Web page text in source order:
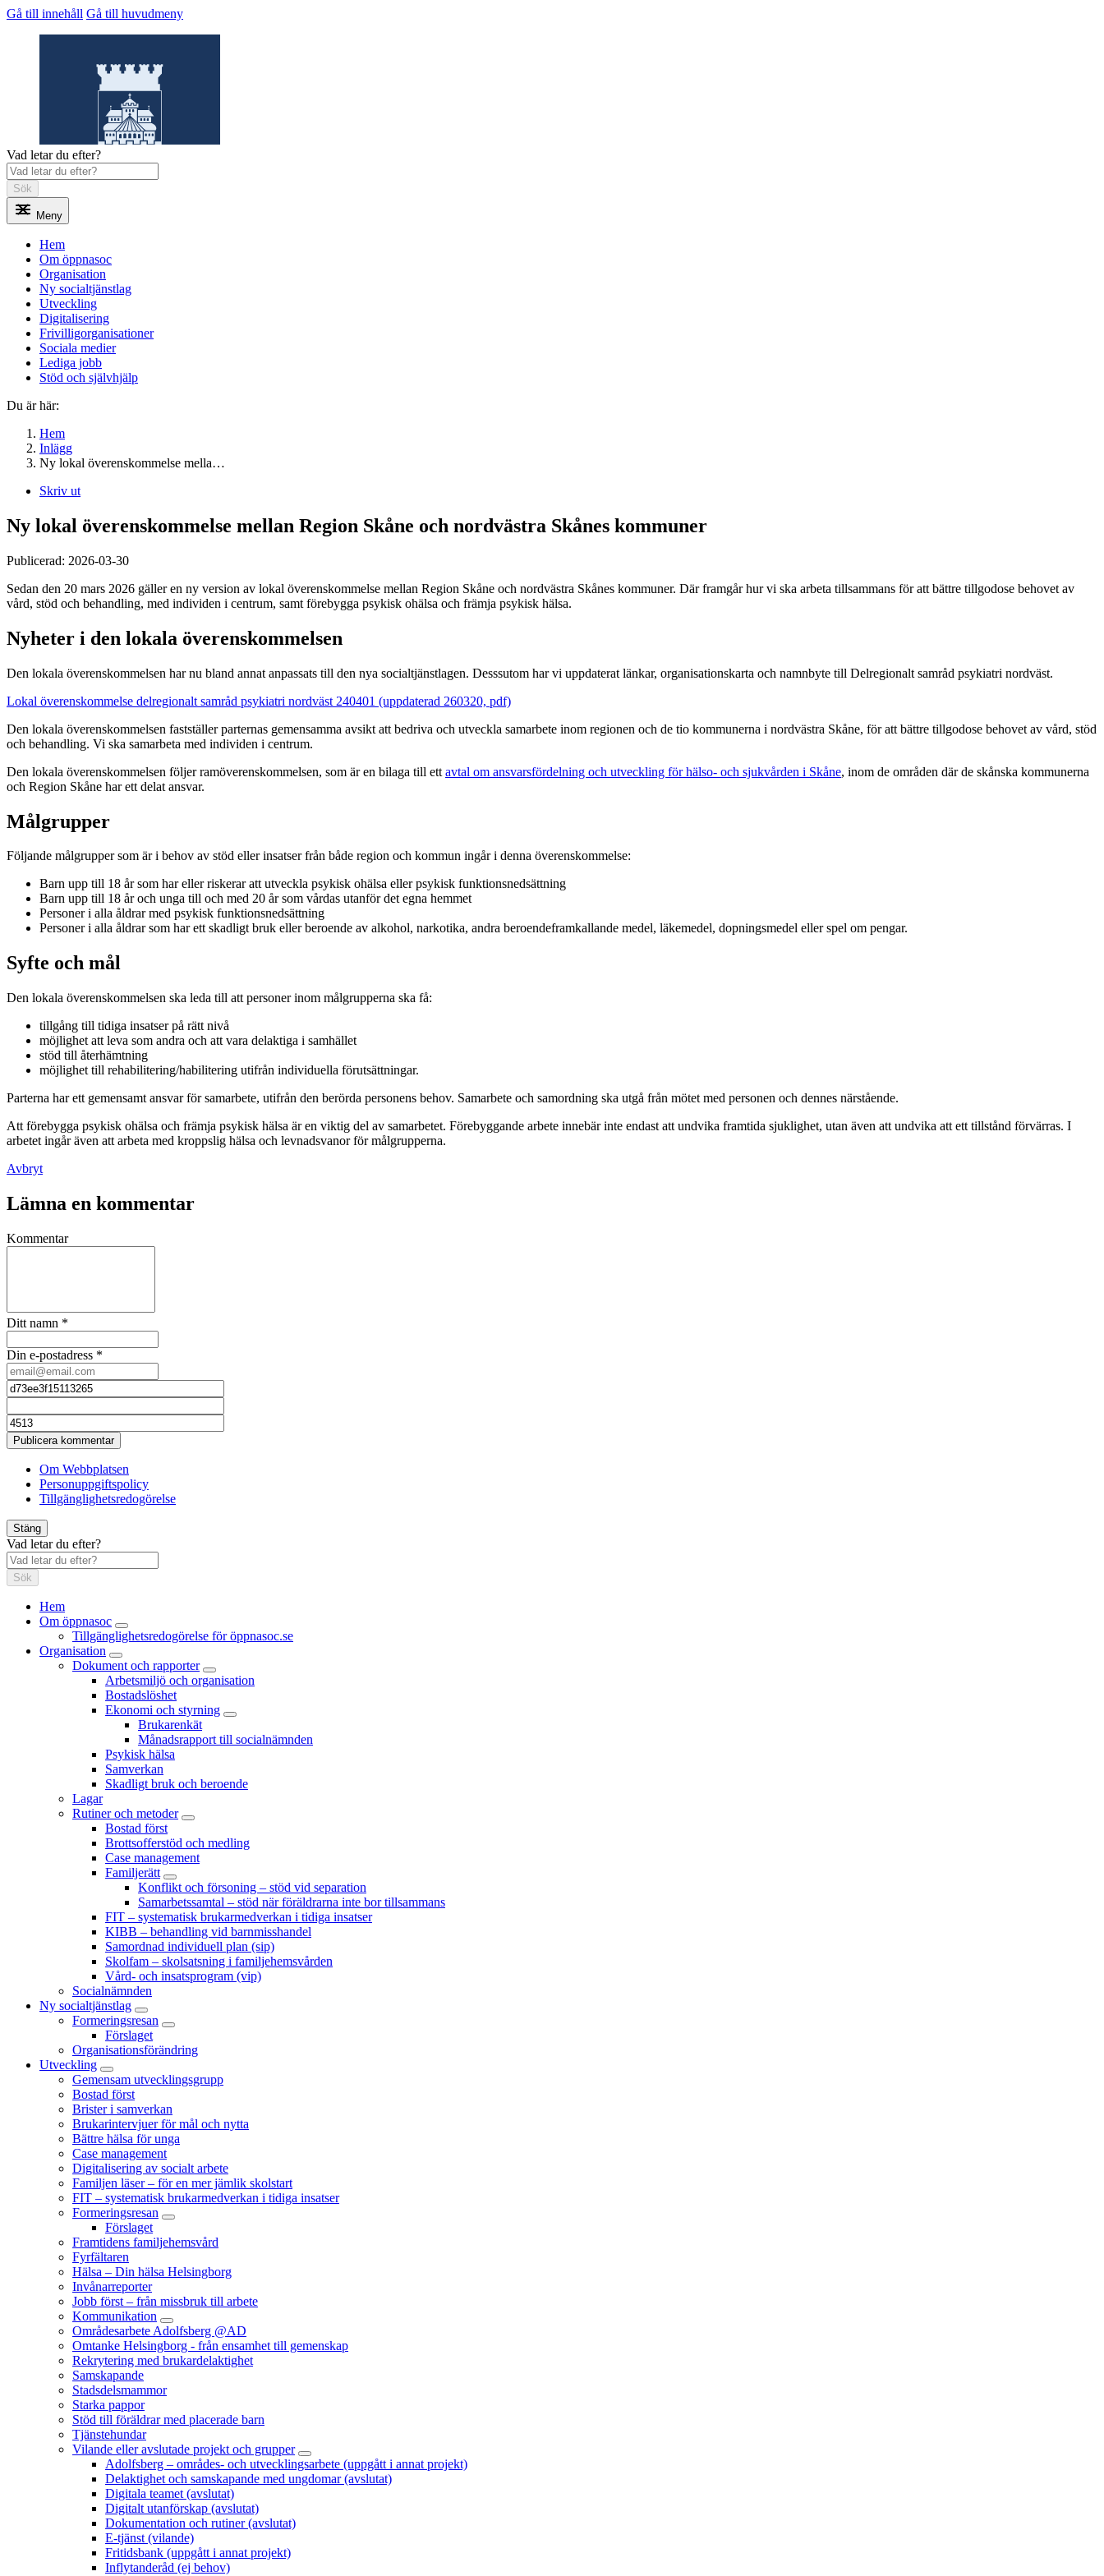
Gå till innehåll Gå till huvudmeny
Öppnasoc
Vad letar du efter?
Sök
Meny
Hem
Om öppnasoc
Organisation
Ny socialtjänstlag
Utveckling
Digitalisering
Frivilligorganisationer
Sociala medier
Lediga jobb
Stöd och självhjälp
Du är här:
Hem
Inlägg
Ny lokal överenskommelse mella…
Skriv ut
Ny lokal överenskommelse mellan Region Skåne och nordvästra Skånes kommuner
Publicerad: 2026-03-30
Sedan den 20 mars 2026 gäller en ny version av lokal överenskommelse mellan Region Skåne och nordvästra Skånes kommuner. Där framgår hur vi ska arbeta tillsammans för att bättre tillgodose behovet av
vård, stöd och behandling, med individen i centrum, samt förebygga psykisk ohälsa och främja psykisk hälsa.
Nyheter i den lokala överenskommelsen
Den lokala överenskommelsen har nu bland annat anpassats till den nya socialtjänstlagen. Desssutom har vi uppdaterat länkar, organisationskarta och namnbyte till Delregionalt samråd psykiatri nordväst.
Lokal överenskommelse delregionalt samråd psykiatri nordväst 240401 (uppdaterad 260320, pdf)
Den lokala överenskommelsen fastställer parternas gemensamma avsikt att bedriva och utveckla samarbete inom regionen och de tio kommunerna i nordvästra Skåne, för att bättre tillgodose behovet av vård, stöd
och behandling. Vi ska samarbeta med individen i centrum.
Den lokala överenskommelsen följer ramöverenskommelsen, som är en bilaga till ett avtal om ansvarsfördelning och utveckling för hälso- och sjukvården i Skåne, inom de områden där de skånska kommunerna
och Region Skåne har ett delat ansvar.
Målgrupper
Följande målgrupper som är i behov av stöd eller insatser från både region och kommun ingår i denna överenskommelse:
Barn upp till 18 år som har eller riskerar att utveckla psykisk ohälsa eller psykisk funktionsnedsättning
Barn upp till 18 år och unga till och med 20 år som vårdas utanför det egna hemmet
Personer i alla åldrar med psykisk funktionsnedsättning
Personer i alla åldrar som har ett skadligt bruk eller beroende av alkohol, narkotika, andra beroendeframkallande medel, läkemedel, dopningsmedel eller spel om pengar.
Syfte och mål
Den lokala överenskommelsen ska leda till att personer inom målgrupperna ska få:
tillgång till tidiga insatser på rätt nivå
möjlighet att leva som andra och att vara delaktiga i samhället
stöd till återhämtning
möjlighet till rehabilitering/habilitering utifrån individuella förutsättningar.
Parterna har ett gemensamt ansvar för samarbete, utifrån den berörda personens behov. Samarbete och samordning ska utgå från mötet med personen och dennes närstående.
Att förebygga psykisk ohälsa och främja psykisk hälsa är en viktig del av samarbetet. Förebyggande arbete innebär inte endast att undvika framtida sjuklighet, utan även att undvika att ett tillstånd förvärras. I
arbetet ingår även att arbeta med kroppslig hälsa och levnadsvanor för målgrupperna.
Avbryt
Lämna en kommentar
Kommentar
Ditt namn *
Din e-postadress *
Publicera kommentar
Om Webbplatsen
Personuppgiftspolicy
Tillgänglighetsredogörelse
Stäng
Vad letar du efter?
Sök
Hem
Om öppnasoc
Tillgänglighetsredogörelse för öppnasoc.se
Organisation
Dokument och rapporter
Arbetsmiljö och organisation
Bostadslöshet
Ekonomi och styrning
Brukarenkät
Månadsrapport till socialnämnden
Psykisk hälsa
Samverkan
Skadligt bruk och beroende
Lagar
Rutiner och metoder
Bostad först
Brottsofferstöd och medling
Case management
Familjerätt
Konflikt och försoning – stöd vid separation
Samarbetssamtal – stöd när föräldrarna inte bor tillsammans
FIT – systematisk brukarmedverkan i tidiga insatser
KIBB – behandling vid barnmisshandel
Samordnad individuell plan (sip)
Skolfam – skolsatsning i familjehemsvården
Vård- och insatsprogram (vip)
Socialnämnden
Ny socialtjänstlag
Formeringsresan
Förslaget
Organisationsförändring
Utveckling
Gemensam utvecklingsgrupp
Bostad först
Brister i samverkan
Brukarintervjuer för mål och nytta
Bättre hälsa för unga
Case management
Digitalisering av socialt arbete
Familjen läser – för en mer jämlik skolstart
FIT – systematisk brukarmedverkan i tidiga insatser
Formeringsresan
Förslaget
Framtidens familjehemsvård
Fyrfältaren
Hälsa – Din hälsa Helsingborg
Invånarreporter
Jobb först – från missbruk till arbete
Kommunikation
Områdesarbete Adolfsberg @AD
Omtanke Helsingborg - från ensamhet till gemenskap
Rekrytering med brukardelaktighet
Samskapande
Stadsdelsmammor
Starka pappor
Stöd till föräldrar med placerade barn
Tjänstehundar
Vilande eller avslutade projekt och grupper
Adolfsberg – områdes- och utvecklingsarbete (uppgått i annat projekt)
Delaktighet och samskapande med ungdomar (avslutat)
Digitala teamet (avslutat)
Digitalt utanförskap (avslutat)
Dokumentation och rutiner (avslutat)
E-tjänst (vilande)
Fritidsbank (uppgått i annat projekt)
Inflytanderåd (ej behov)